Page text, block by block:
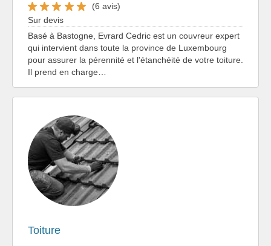
(6 avis)
Sur devis
Basé à Bastogne, Evrard Cedric est un couvreur expert
qui intervient dans toute la province de Luxembourg
pour assurer la pérennité et l'étanchéité de votre toiture.
Il prend en charge…
Toiture